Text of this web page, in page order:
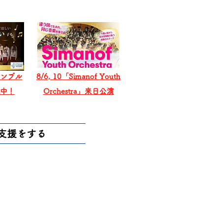
ブル
！
8/6, 10「Simanof Youth
Orchestra」来日公演
援をする